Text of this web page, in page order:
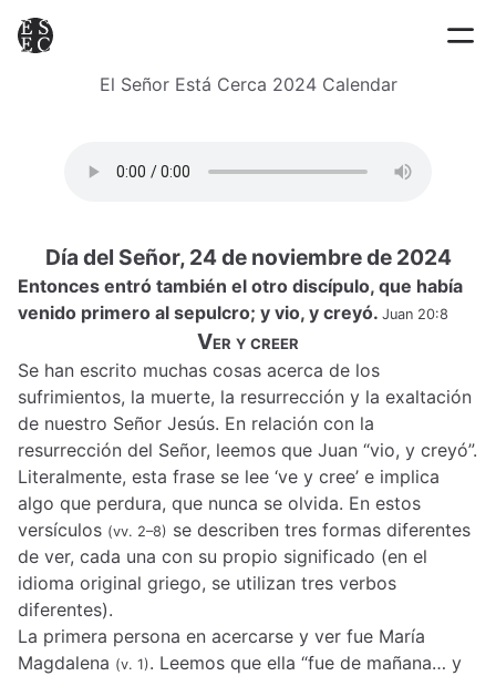
El Señor Está Cerca 2024 Calendar
Día del Señor, 24 de noviembre de 2024
Entonces entró también el otro discípulo, que había
venido primero al sepulcro; y vio, y creyó. Juan 20:8
Ver y creer
Se han escrito muchas cosas acerca de los
sufrimientos, la muerte, la resurrección y la exaltación
de nuestro Señor Jesús. En relación con la
resurrección del Señor, leemos que Juan “vio, y creyó”.
Literalmente, esta frase se lee ‘ve y cree’ e implica
algo que perdura, que nunca se olvida. En estos
versículos (vv. 2–8) se describen tres formas diferentes
de ver, cada una con su propio significado (en el
idioma original griego, se utilizan tres verbos
diferentes).
La primera persona en acercarse y ver fue María
Magdalena (v. 1). Leemos que ella “fue de mañana… y